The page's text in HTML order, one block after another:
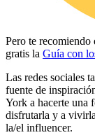
Pero te recomiendo
gratis la Guía con
Las redes sociales
fuente de
York a hacerte una
disfrutarla y a
la/el influencer.